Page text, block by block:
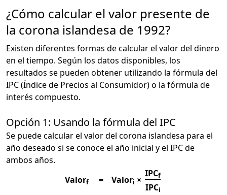
¿Cómo calcular el valor presente de
la corona islandesa de 1992?
Existen diferentes formas de calcular el valor del dinero
en el tiempo. Según los datos disponibles, los
resultados se pueden obtener utilizando la fórmula del
IPC (Índice de Precios al Consumidor) o la fórmula de
interés compuesto.
Opción 1: Usando la fórmula del IPC
Se puede calcular el valor del corona islandesa para el
año deseado si se conoce el año inicial y el IPC de
ambos años.
Valorf = Valori ×
IPCf
IPCi